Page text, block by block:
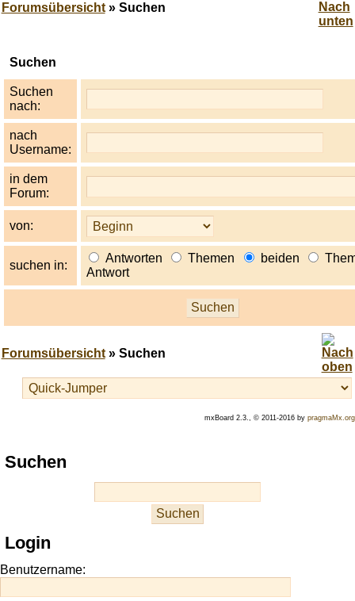
Forumsübersicht» Suchen
Best
live
casino
reviews.
Suchen
Suchen
nach:
nach
Username:
in dem
Forum:
von:
suchen in:
Antworten Themen beiden
Antwort
Forumsübersicht» Suchen
mxBoard 2.3., © 2011-2016 by pragmaMx.org
Play
best
site
https://onlineslots.money/
Suchen
Login
Benutzername: